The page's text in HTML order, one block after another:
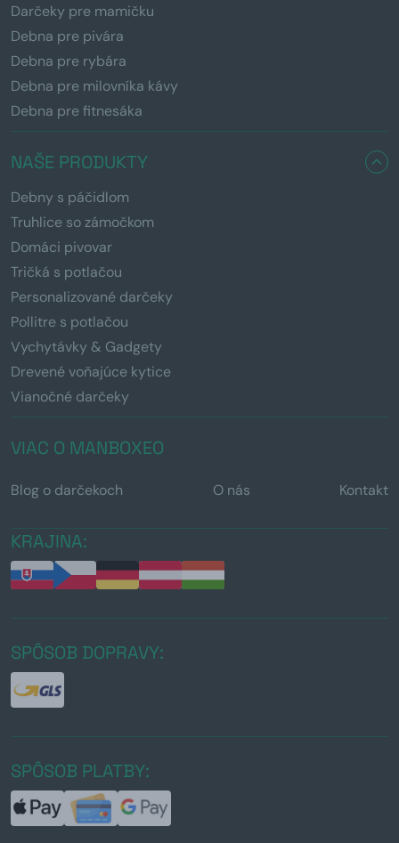
Darčeky pre mamičku
Debna pre pivára
Debna pre rybára
Debna pre milovníka kávy
Debna pre fitnesáka
NAŠE PRODUKTY
Debny s páčidlom
Truhlice so zámočkom
Domáci pivovar
Tričká s potlačou
Personalizované darčeky
Pollitre s potlačou
Vychytávky & Gadgety
Drevené voňajúce kytice
Vianočné darčeky
VIAC O MANBOXEO
Blog o darčekoch O nás Kontakt
KRAJINA:
SPÔSOB DOPRAVY:
SPÔSOB PLATBY: